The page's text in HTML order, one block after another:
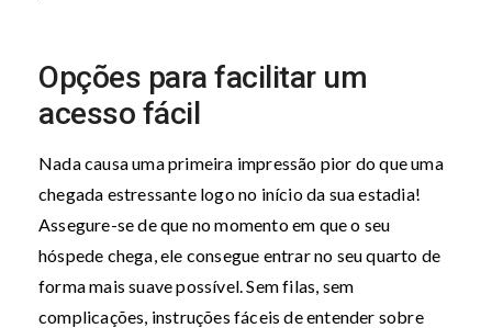
Opções para facilitar um
acesso fácil
Nada causa uma primeira impressão pior do que uma
chegada estressante logo no início da sua estadia!
Assegure-se de que no momento em que o seu
hóspede chega, ele consegue entrar no seu quarto de
forma mais suave possível. Sem filas, sem
complicações, instruções fáceis de entender sobre